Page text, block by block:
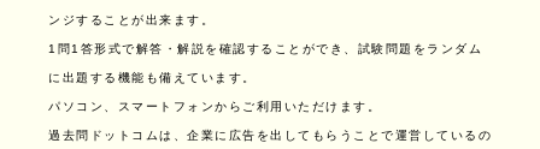
ンジすることが出来ます。
1問1答形式で解答・解説を確認することができ、試験問題をランダム
に出題する機能も備えています。
パソコン、スマートフォンからご利用いただけます。
過去問ドットコムは、企業に広告を出してもらうことで運営しているの